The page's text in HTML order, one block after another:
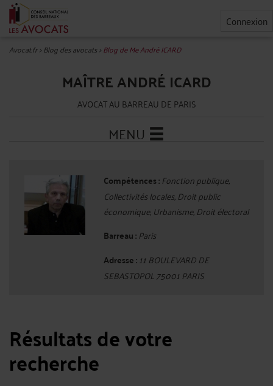
Connexion
Avocat.fr>Blog des avocats>Blog de Me André ICARD
MAÎTRE ANDRÉ ICARD
AVOCAT AU BARREAU DE PARIS
MENU
Compétences : Fonction publique,
Collectivités locales, Droit public
économique, Urbanisme, Droit électoral
Barreau : Paris
Adresse :11 BOULEVARD DE
SEBASTOPOL 75001 PARIS
Résultats de votre
recherche